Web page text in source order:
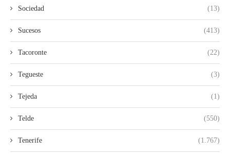
Sociedad (13)
Sucesos (413)
Tacoronte (22)
Tegueste (3)
Tejeda (1)
Telde (550)
Tenerife (1.767)